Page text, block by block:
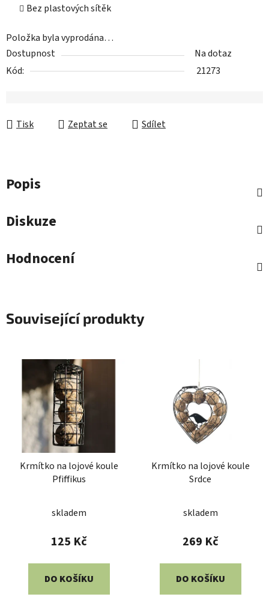
Bez plastových sítěk
Položka byla vyprodána…
Dostupnost
Na dotaz
Kód:
21273
Tisk Zeptat se Sdílet
Popis
Diskuze
Hodnocení
Související produkty
Krmítko na lojové koule
Pfiffikus
hodnocení
produktu
5,0
z
skladem
125 Kč
DO KOŠÍKU
Krmítko na lojové koule
Srdce
skladem
269 Kč
DO KOŠÍKU